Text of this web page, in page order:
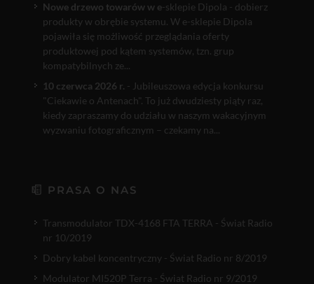
Nowe drzewo towarów w e-sklepie Dipola - dobierz
produkty w obrębie systemu. W e-sklepie Dipola
pojawiła się możliwość przeglądania oferty
produktowej pod kątem systemów, tzn. grup
kompatybilnych ze...
10 czerwca 2026 r. - Jubileuszowa edycja konkursu
"Ciekawie o Antenach". To już dwudziesty piąty raz,
kiedy zapraszamy do udziału w naszym wakacyjnym
wyzwaniu fotograficznym – czekamy na...
PRASA O NAS
Transmodulator TDX-4168 FTA TERRA - Świat Radio
nr 10/2019
Dobry kabel koncentryczny - Świat Radio nr 8/2019
Modulator MI520P Terra - Świat Radio nr 9/2019